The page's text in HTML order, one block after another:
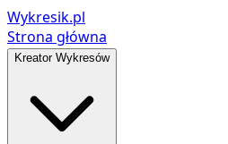
Wykresik.pl
Strona główna
Kreator Wykresów